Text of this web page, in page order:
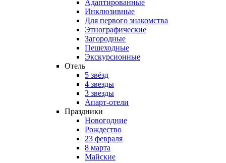
Адаптированные
Инклюзивные
Для первого знакомства
Этнографические
Загородные
Пешеходные
Экскурсионные
Отель
5 звёзд
4 звезды
3 звезды
Апарт-отели
Праздники
Новогодние
Рождество
23 февраля
8 марта
Майские